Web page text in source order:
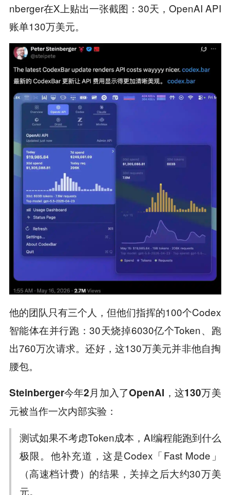
nberger在X上贴出一张截图：30天，OpenAI API
账单130万美元。
他的团队只有三个人，但他们指挥的100个Codex
智能体在并行跑：30天烧掉6030亿个Token、跑
出760万次请求。还好，这130万美元并非他自掏
腰包。
Steinberger今年2月加入了OpenAI，这130万美
元被当作一次内部实验：
测试如果不考虑Token成本，AI编程能跑到什么
极限。他补充道，这是Codex「Fast Mode」
（高速档计费）的结果，关掉之后大约30万美
元。